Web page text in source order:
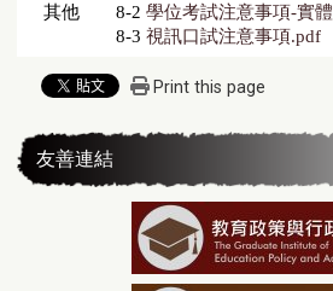
其他
8-2學位考試注意事項-實體
8-3視訊口試注意事項.pdf
Print this page
友善連結